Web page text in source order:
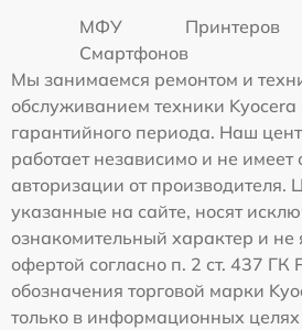
МФУ
Принтеров
Смартфонов
Мы занимаемся ремонтом и
обслуживанием техники Kyocera
гарантийного периода. Наш
работает независимо и не
авторизации от производителя.
указанные на сайте, носят
ознакомительный характер и не
офертой согласно п. 2 ст. 437
обозначения торговой марки
только в информационных